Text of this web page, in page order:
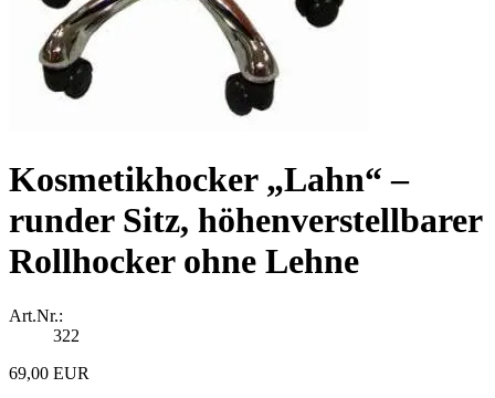
Kosmetikhocker „Lahn“ –
runder Sitz, höhenverstellbarer
Rollhocker ohne Lehne
Art.Nr.:
322
69,00 EUR